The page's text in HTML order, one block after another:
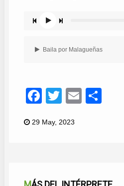
Baila por Malagueñas
Facebook
TwitterEmail
29 May, 2023